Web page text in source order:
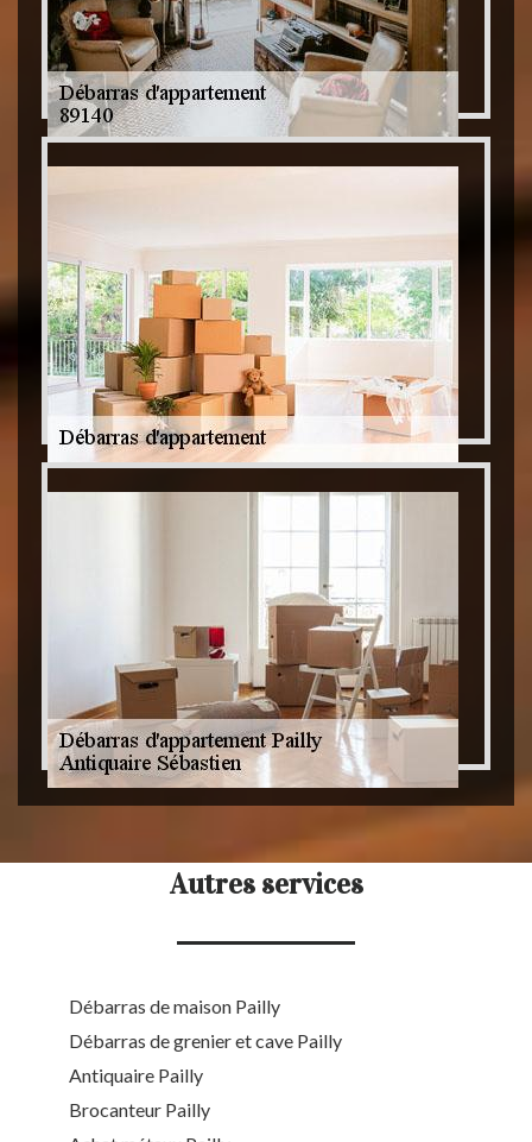
Autres services
Débarras de maison Pailly
Débarras de grenier et cave Pailly
Antiquaire Pailly
Brocanteur Pailly